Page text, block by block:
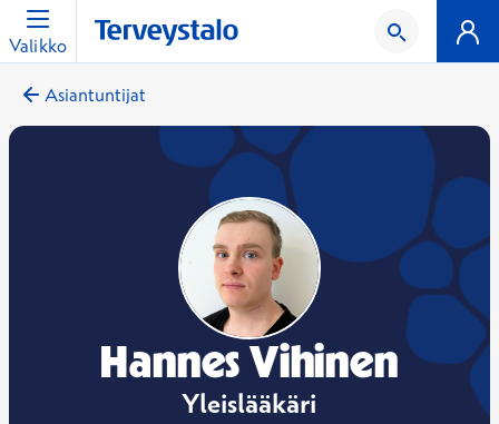
Valikko
Asiantuntijat
Hannes Vihinen
Yleislääkäri